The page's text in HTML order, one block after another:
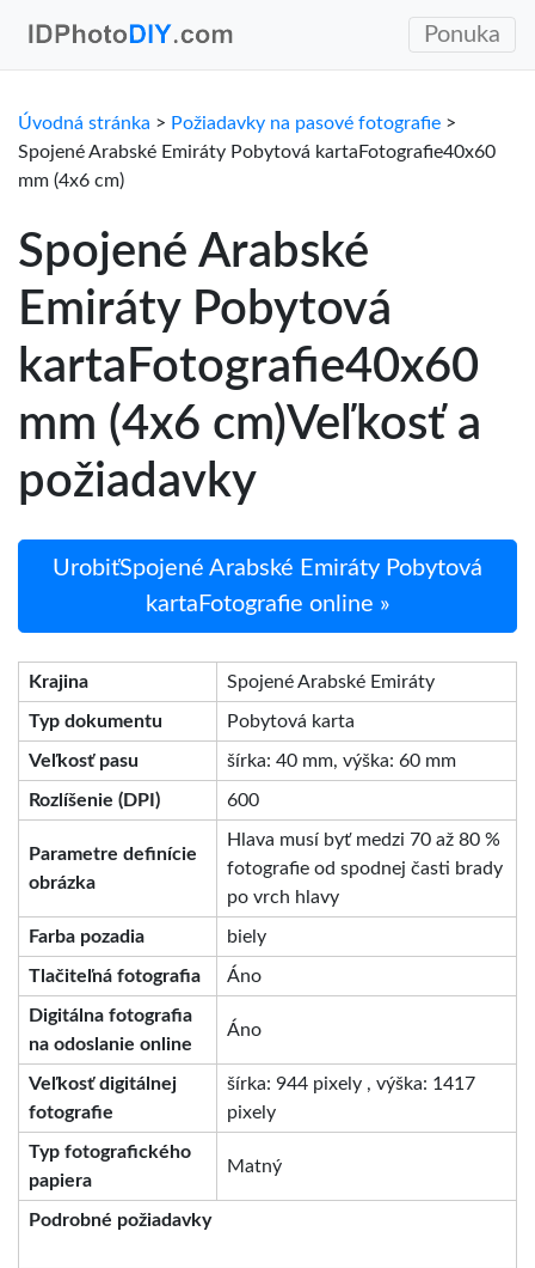
Ponuka
Úvodná stránka > Požiadavky na pasové fotografie >
Spojené Arabské Emiráty Pobytová kartaFotografie40x60
mm (4x6 cm)
Spojené Arabské
Emiráty Pobytová
kartaFotografie40x60
mm (4x6 cm)Veľkosť a
požiadavky
UrobiťSpojené Arabské Emiráty Pobytová
kartaFotografie online »
Krajina Spojené Arabské Emiráty
Typ dokumentu Pobytová karta
Veľkosť pasu šírka: 40 mm, výška: 60 mm
Rozlíšenie (DPI) 600
Parametre definície
obrázka
Hlava musí byť medzi 70 až 80 %
fotografie od spodnej časti brady
po vrch hlavy
Farba pozadia biely
Tlačiteľná fotografia Áno
Digitálna fotografia
na odoslanie online
Áno
Veľkosť digitálnej
fotografie
šírka: 944 pixely , výška: 1417
pixely
Typ fotografického
papiera
Matný
Podrobné požiadavky